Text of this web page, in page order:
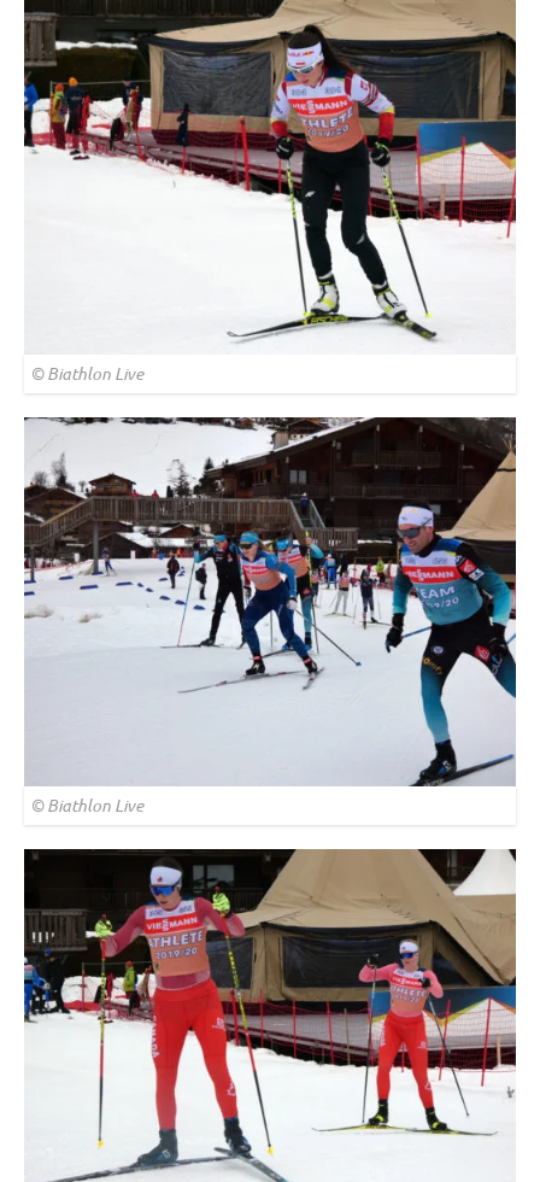
© Biathlon Live
© Biathlon Live